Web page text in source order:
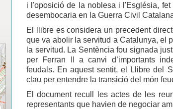
i l'oposició de la noblesa i l'Església,
desembocaria en la Guerra Civil
El llibre es considera un precedent
que va abolir la servitud a Catalunya, el
la servitud. La Sentència fou signada
per Ferran II a canvi d’importants
feudals. En aquest sentit, el Llibre del
clau per entendre la transició del món
El document recull les actes de les
representants que havien de negociar